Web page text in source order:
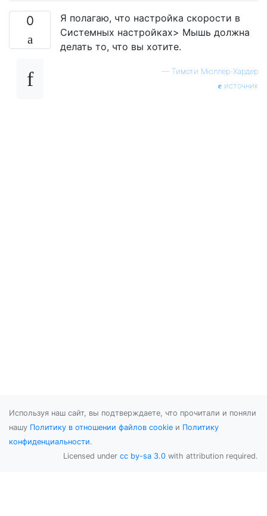
0
Я полагаю, что настройка скорости в
Системных настройках> Мышь должна
делать то, что вы хотите.
— Тимоти Мюллер-Хардер
источник
Используя наш сайт, вы подтверждаете, что прочитали и поняли
нашу Политику в отношении файлов cookie и Политику
конфиденциальности.
Licensed under cc by-sa 3.0 with attribution required.